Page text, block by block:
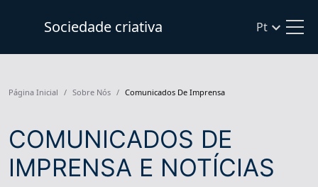
Sociedade criativa Pt
Página Inicial Sobre Nós Comunicados De Imprensa
COMUNICADOS DE
IMPRENSA E NOTÍCIAS